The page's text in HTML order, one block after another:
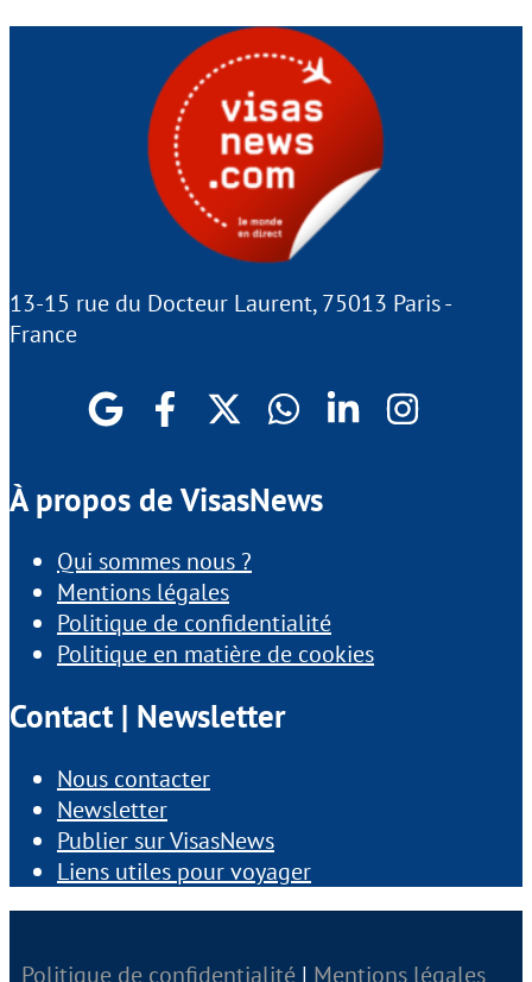
13-15 rue du Docteur Laurent, 75013 Paris -
France
À propos de VisasNews
Qui sommes nous ?
Mentions légales
Politique de confidentialité
Politique en matière de cookies
Contact | Newsletter
Nous contacter
Newsletter
Publier sur VisasNews
Liens utiles pour voyager
Politique de confidentialité | Mentions légales